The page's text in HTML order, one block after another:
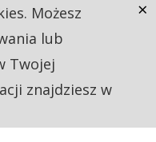
Możesz
lub
Twojej
znajdziesz w
×